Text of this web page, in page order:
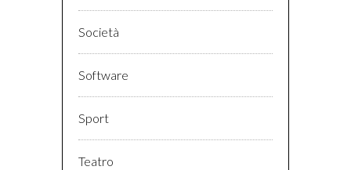
Società
Software
Sport
Teatro